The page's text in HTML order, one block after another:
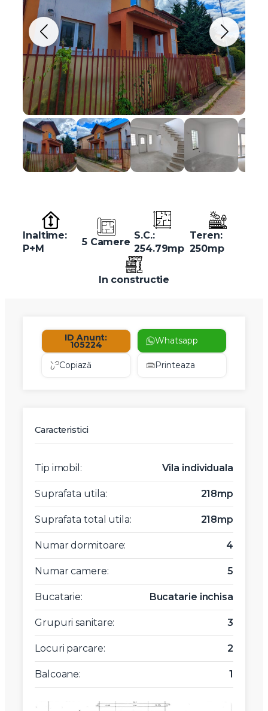
Inaltime:
P+M
5 Camere
S.C.:
254.79mp
Teren:
250mp
In constructie
ID Anunt:
105224 Whatsapp
Copiază Printeaza
Caracteristici
Tip imobil: Vila individuala
Suprafata utila: 218mp
Suprafata total utila: 218mp
Numar dormitoare: 4
Numar camere: 5
Bucatarie: Bucatarie inchisa
Grupuri sanitare: 3
Locuri parcare: 2
Balcoane: 1